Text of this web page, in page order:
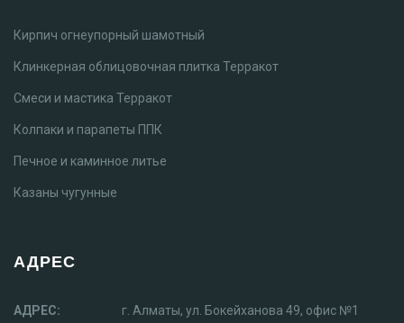
Кирпич огнеупорный шамотный
Клинкерная облицовочная плитка Терракот
Смеси и мастика Терракот
Колпаки и парапеты ППК
Печное и каминное литье
Казаны чугунные
АДРЕС
АДРЕС:
г. Алматы, ул. Бокейханова 49, офис №1